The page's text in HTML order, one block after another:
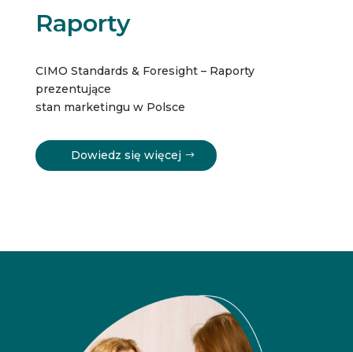
Raporty
CIMO Standards & Foresight – Raporty
prezentujące
stan marketingu w Polsce
Dowiedz się więcej